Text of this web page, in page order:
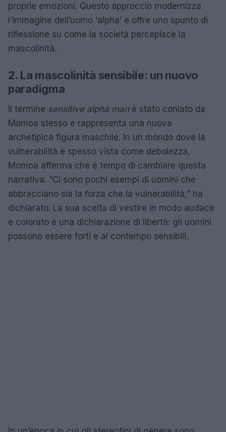
proprie emozioni. Questo approccio modernizza
l’immagine dell’uomo ‘alpha’ e offre uno spunto di
riflessione su come la società percepisce la
mascolinità.
2. La mascolinità sensibile: un nuovo
paradigma
Il termine sensitive alpha man è stato coniato da
Momoa stesso e rappresenta una nuova
archetipica figura maschile. In un mondo dove la
vulnerabilità è spesso vista come debolezza,
Momoa afferma che è tempo di cambiare questa
narrativa. “Ci sono pochi esempi di uomini che
abbracciano sia la forza che la vulnerabilità,” ha
dichiarato. La sua scelta di vestire in modo audace
e colorato è una dichiarazione di libertà: gli uomini
possono essere forti e al contempo sensibili.